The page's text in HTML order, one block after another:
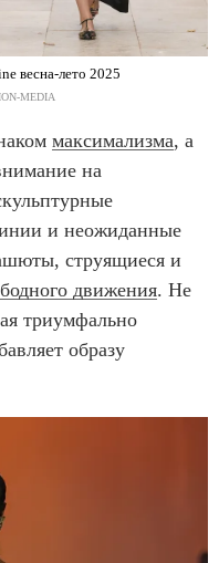
весна-лето 2025
MEDIA
максимализма, а
на
и неожиданные
струящиеся и
движения. Не
триумфально
образу